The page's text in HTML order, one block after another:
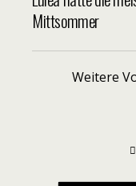
Mittsommer
Weitere